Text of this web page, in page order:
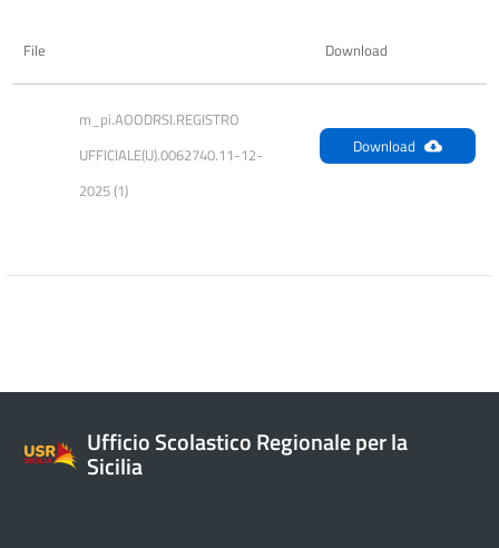
File Download
m_pi.AOODRSI.REGISTRO
UFFICIALE(U).0062740.11-12-
2025 (1)
Download
Ufficio Scolastico Regionale per la
Sicilia